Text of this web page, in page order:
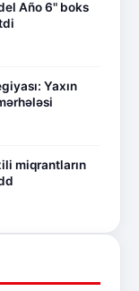
Año 6" boks
Yaxın
miqrantların